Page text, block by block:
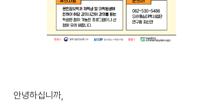
안녕하십니까,